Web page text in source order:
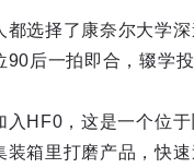
都选择了康奈尔大学
90后一拍即合，辍学投
入HF0，这是一个位
装箱里打磨产品，快